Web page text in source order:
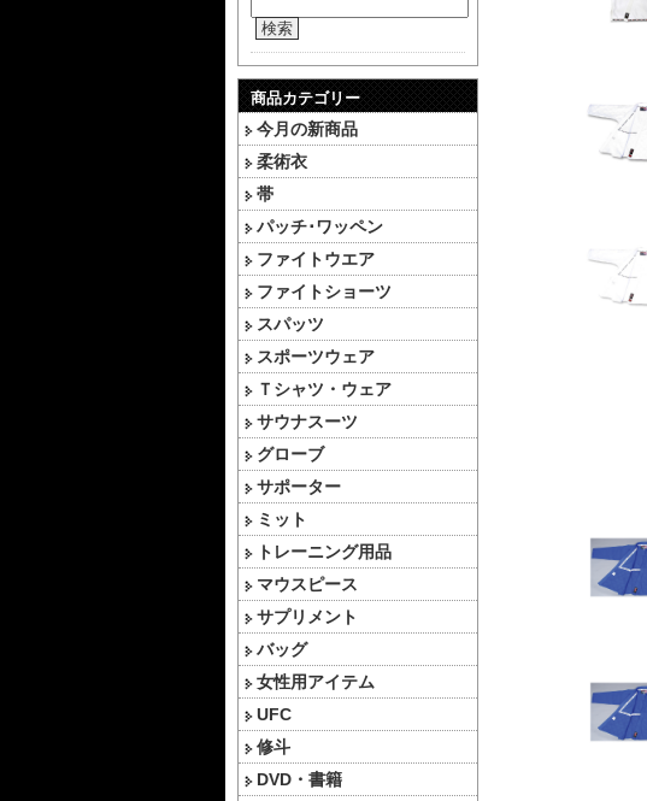
検索
商品カテゴリー
今月の新商品
柔術衣
帯
パッチ･ワッペン
ファイトウエア
ファイトショーツ
スパッツ
スポーツウェア
Ｔシャツ・ウェア
サウナスーツ
グローブ
サポーター
ミット
トレーニング用品
マウスピース
サプリメント
バッグ
女性用アイテム
UFC
修斗
DVD・書籍